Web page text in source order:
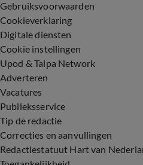
Gebruiksvoorwaarden
Cookieverklaring
Digitale diensten
Cookie instellingen
Upod & Talpa Network
Adverteren
Vacatures
Publieksservice
Tip de redactie
Correcties en aanvullingen
Redactiestatuut Hart van